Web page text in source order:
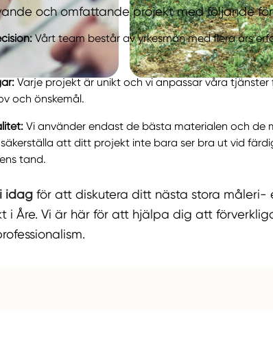
och omfattande projekt med följande
Vårt team består av yrkesmän med flera års
Varje projekt är unikt och vi anpassar våra
och önskemål.
Vi använder endast de bästa materialen och de
att ditt projekt inte bara ser bra ut vid
tand.
idag för att diskutera ditt nästa stora måleri-
i Åre. Vi är här för att hjälpa dig att